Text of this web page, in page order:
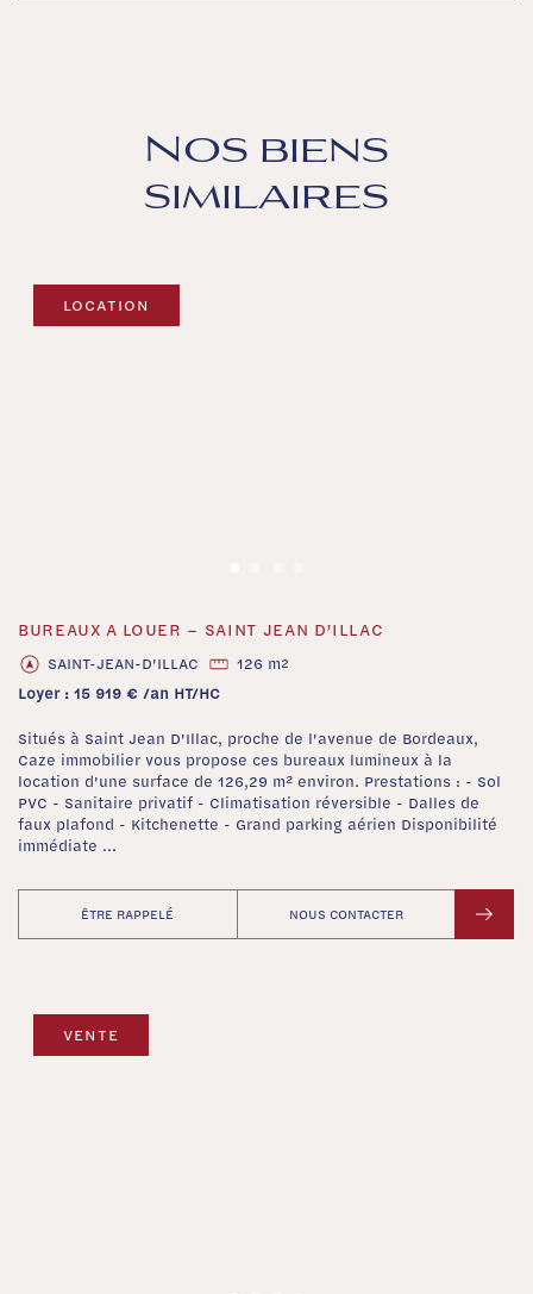
Nos biens
similaires
›
LOCATION
BUREAUX A LOUER – SAINT JEAN D’ILLAC
SAINT-JEAN-D'ILLAC 126 m2
Loyer : 15 919 € /an HT/HC
Situés à Saint Jean D'Illac, proche de l'avenue de Bordeaux,
Caze immobilier vous propose ces bureaux lumineux à la
location d'une surface de 126,29 m² environ. Prestations : - Sol
PVC - Sanitaire privatif - Climatisation réversible - Dalles de
faux plafond - Kitchenette - Grand parking aérien Disponibilité
immédiate ...
ÊTRE RAPPELÉ NOUS CONTACTER
VENTE